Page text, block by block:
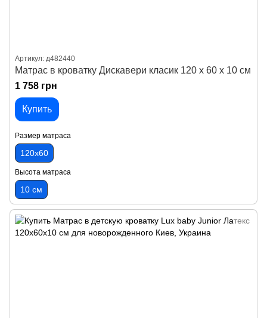
Артикул: д482440
Матрас в кроватку Дискавери класик 120 х 60 х 10 см
1 758 грн
Купить
Размер матраса
120х60
Высота матраса
10 см